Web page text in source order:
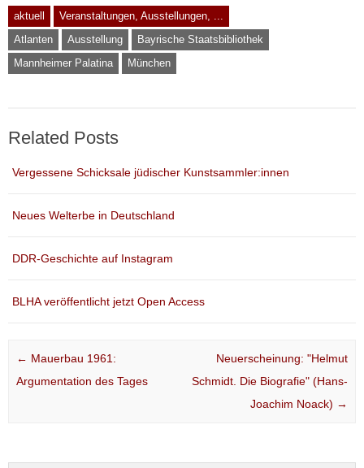
aktuell
Veranstaltungen, Ausstellungen, ...
Atlanten
Ausstellung
Bayrische Staatsbibliothek
Mannheimer Palatina
München
Related Posts
Vergessene Schicksale jüdischer Kunstsammler:innen
Neues Welterbe in Deutschland
DDR-Geschichte auf Instagram
BLHA veröffentlicht jetzt Open Access
Post navigation
← Mauerbau 1961:
Argumentation des Tages
Neuerscheinung: "Helmut
Schmidt. Die Biografie" (Hans-
Joachim Noack) →